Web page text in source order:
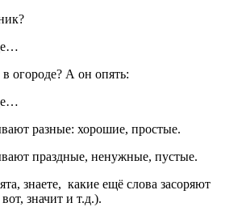
А он опять:
хорошие, простые.
ненужные, пустые.
знаете, какие ещё слова засоряют
значит и т.д.).